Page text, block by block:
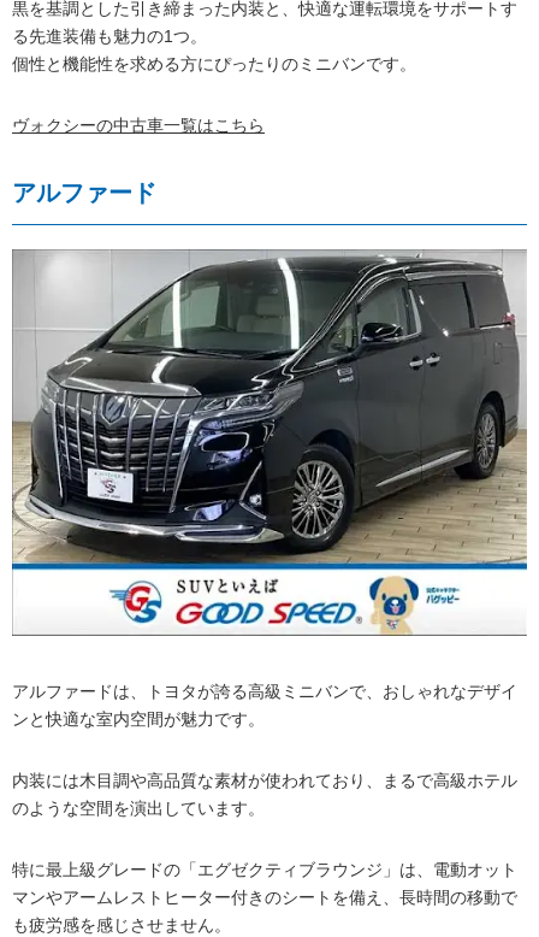
黒を基調とした引き締まった内装と、快適な運転環境をサポートす
る先進装備も魅力の1つ。
個性と機能性を求める方にぴったりのミニバンです。
ヴォクシーの中古車一覧はこちら
アルファード
アルファードは、トヨタが誇る高級ミニバンで、おしゃれなデザイ
ンと快適な室内空間が魅力です。
内装には木目調や高品質な素材が使われており、まるで高級ホテル
のような空間を演出しています。
特に最上級グレードの「エグゼクティブラウンジ」は、電動オット
マンやアームレストヒーター付きのシートを備え、長時間の移動で
も疲労感を感じさせません。